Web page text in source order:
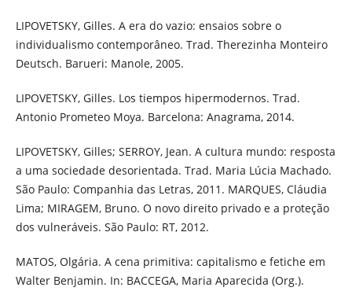
LIPOVETSKY, Gilles. A era do vazio: ensaios sobre o
individualismo contemporâneo. Trad. Therezinha Monteiro
Deutsch. Barueri: Manole, 2005.
LIPOVETSKY, Gilles. Los tiempos hipermodernos. Trad.
Antonio Prometeo Moya. Barcelona: Anagrama, 2014.
LIPOVETSKY, Gilles; SERROY, Jean. A cultura mundo: resposta
a uma sociedade desorientada. Trad. Maria Lúcia Machado.
São Paulo: Companhia das Letras, 2011. MARQUES, Cláudia
Lima; MIRAGEM, Bruno. O novo direito privado e a proteção
dos vulneráveis. São Paulo: RT, 2012.
MATOS, Olgária. A cena primitiva: capitalismo e fetiche em
Walter Benjamin. In: BACCEGA, Maria Aparecida (Org.).